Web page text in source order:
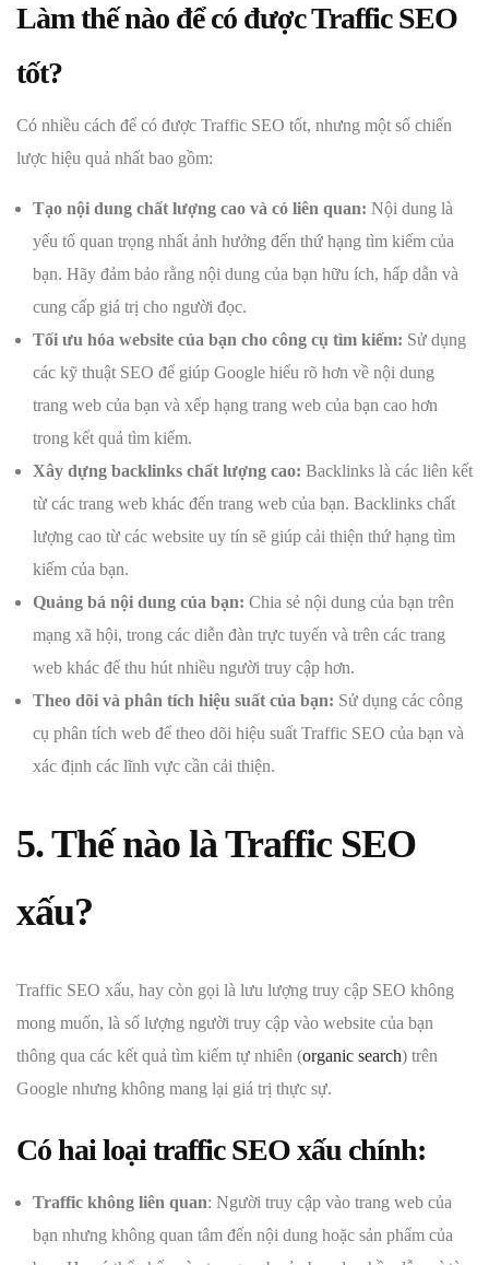
Làm thế nào để có được Traffic SEO
tốt?
Có nhiều cách để có được Traffic SEO tốt, nhưng một số chiến
lược hiệu quả nhất bao gồm:
Tạo nội dung chất lượng cao và có liên quan: Nội dung là
yếu tố quan trọng nhất ảnh hưởng đến thứ hạng tìm kiếm của
bạn. Hãy đảm bảo rằng nội dung của bạn hữu ích, hấp dẫn và
cung cấp giá trị cho người đọc.
Tối ưu hóa website của bạn cho công cụ tìm kiếm: Sử dụng
các kỹ thuật SEO để giúp Google hiểu rõ hơn về nội dung
trang web của bạn và xếp hạng trang web của bạn cao hơn
trong kết quả tìm kiếm.
Xây dựng backlinks chất lượng cao: Backlinks là các liên kết
từ các trang web khác đến trang web của bạn. Backlinks chất
lượng cao từ các website uy tín sẽ giúp cải thiện thứ hạng tìm
kiếm của bạn.
Quảng bá nội dung của bạn: Chia sẻ nội dung của bạn trên
mạng xã hội, trong các diễn đàn trực tuyến và trên các trang
web khác để thu hút nhiều người truy cập hơn.
Theo dõi và phân tích hiệu suất của bạn: Sử dụng các công
cụ phân tích web để theo dõi hiệu suất Traffic SEO của bạn và
xác định các lĩnh vực cần cải thiện.
5. Thế nào làTraffic SEO
xấu?
Traffic SEO xấu, hay còn gọi là lưu lượng truy cập SEO không
mong muốn, là số lượng người truy cập vào website của bạn
thông qua các kết quả tìm kiếm tự nhiên (organic search) trên
Google nhưng không mang lại giá trị thực sự.
Có hai loại traffic SEO xấu chính:
Traffic không liên quan: Người truy cập vào trang web của
bạn nhưng không quan tâm đến nội dung hoặc sản phẩm của